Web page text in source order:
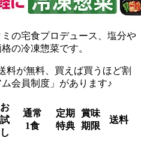
の宅食プロデュース、塩分や
の冷凍惣菜です。
料が無料、買えば買うほど割
会員制度」があります♪
お
試
し
通常
1食
定期
特典
賞味
期限
送料